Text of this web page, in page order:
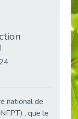
« Confiance en soi et acceptation du handicap » : un levier puissant vers l’emploi
national de
, que le